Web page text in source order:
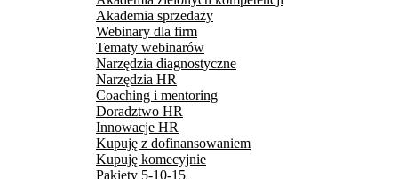
Akademia sprzedaży
Webinary dla firm
Tematy webinarów
Narzędzia diagnostyczne
Narzędzia HR
Coaching i mentoring
Doradztwo HR
Innowacje HR
Kupuję z dofinansowaniem
Kupuję komecyjnie
Pakiety 5-10-15